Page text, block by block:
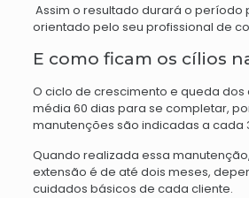
Assim o resultado durará o
orientado pelo seu profissional de
E como ficam os cílios
O ciclo de crescimento e queda dos
média 60 dias para se completar,
manutenções são indicadas a cada
Quando realizada essa
extensão é de até dois meses,
cuidados básicos de cada cliente.